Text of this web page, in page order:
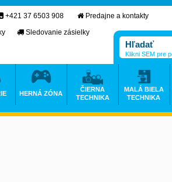
+421 37 6503 908
Predajne a kontakty
Sledovanie zásielky
Klikni SEM pre
HERNÁ ZÓNA
ČIERNA
TECHNIKA
MALÁ BIELA
TECHNIKA